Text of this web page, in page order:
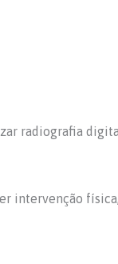
radiografia
intervenção